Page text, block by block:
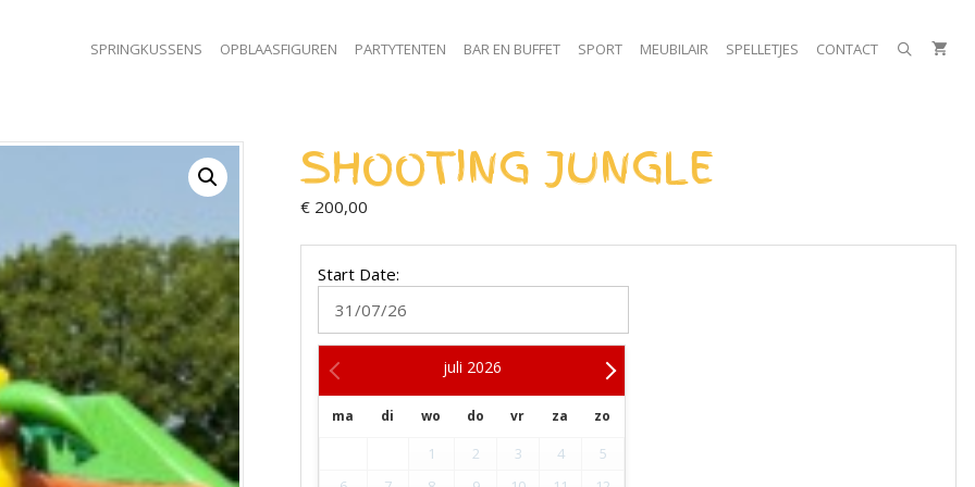
SPRINGKUSSENS OPBLAASFIGUREN PARTYTENTEN BAR EN BUFFET SPORT MEUBILAIR SPELLETJES CONTACT
SHOOTING JUNGLE
€ 200,00
Start Date:
juli 2026
ma di wo do vr za zo
1 2 3 4
5